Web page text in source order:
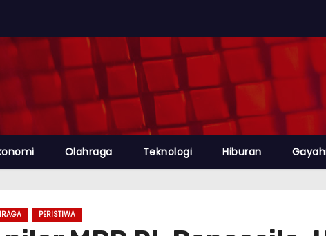
Olahraga Teknologi Hiburan
PERISTIWA